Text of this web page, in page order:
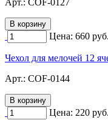
Цена: 660 руб.
Чехол для мелочей 12
Арт.: COF-0144
Цена: 220 руб.